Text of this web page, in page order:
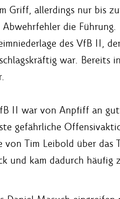
Griff, allerdings nur bis
Abwehrfehler die
des VfB II,
war. Bereits
II war von Anpfiff an
gefährliche
von Tim Leibold über
und kam dadurch häufig